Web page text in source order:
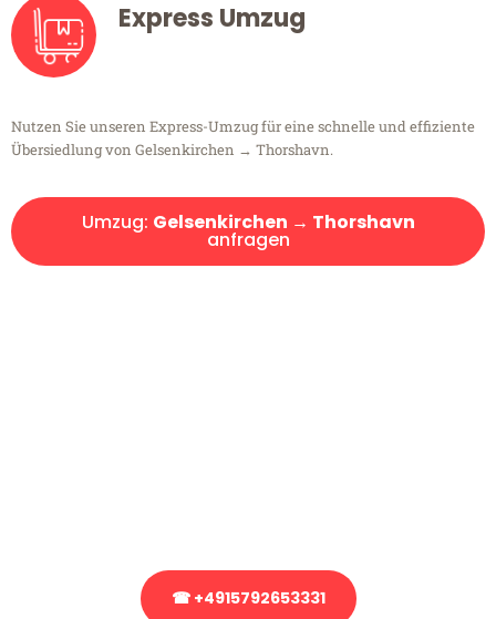
Express Umzug
Nutzen Sie unseren Express-Umzug für eine schnelle und effiziente
Übersiedlung von Gelsenkirchen → Thorshavn.
Umzug: Gelsenkirchen → Thorshavn
anfragen
☎ +4915792653331